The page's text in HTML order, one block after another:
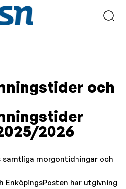
och
2026
samtliga morgontidningar och
EnköpingsPosten har utgivning